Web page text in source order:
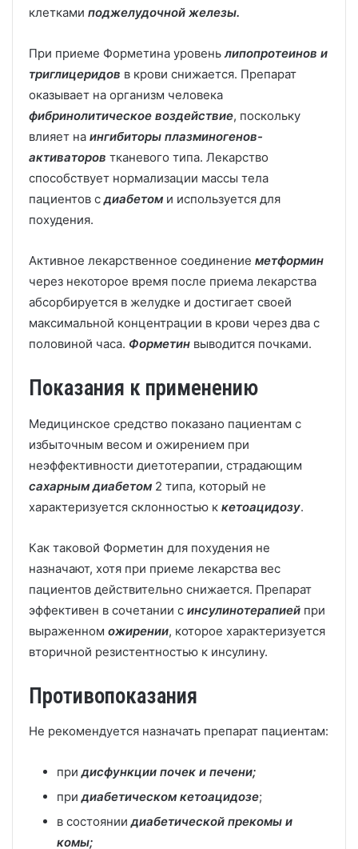
клетками поджелудочной железы.
При приеме Форметина уровеньлипопротеинов и
триглицеридов в крови снижается. Препарат
оказывает на организм человека
фибринолитическое воздействие, поскольку
влияет на ингибиторы плазминогенов-
активаторов тканевого типа. Лекарство
способствует нормализации массы тела
пациентов сдиабетом и используется для
похудения.
Активное лекарственное соединение метформин
через некоторое время после приема лекарства
абсорбируется в желудке и достигает своей
максимальной концентрации в крови через два с
половиной часа. Форметин выводится почками.
Показания к применению
Медицинское средство показано пациентам с
избыточным весом и ожирением при
неэффективности диетотерапии, страдающим
сахарным диабетом 2 типа, который не
характеризуется склонностью к кетоацидозу.
Как таковой Форметин для похудения не
назначают, хотя при приеме лекарства вес
пациентов действительно снижается. Препарат
эффективен в сочетании с инсулинотерапией при
выраженном ожирении, которое характеризуется
вторичной резистентностью к инсулину.
Противопоказания
Не рекомендуется назначать препарат пациентам:
придисфункции почек и печени;
придиабетическом кетоацидозе;
в состояниидиабетической прекомы и
комы;